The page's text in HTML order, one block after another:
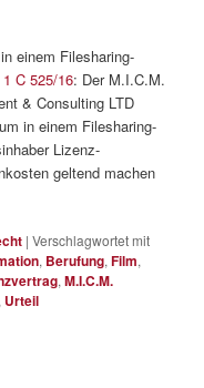
einem Filesharing-
1 C 525/16: Der M.I.C.M.
& Consulting LTD
in einem Filesharing-
Lizenz-
geltend machen
|Verschlagwortet mit
, Berufung,Film,
,M.I.C.M.
Urteil